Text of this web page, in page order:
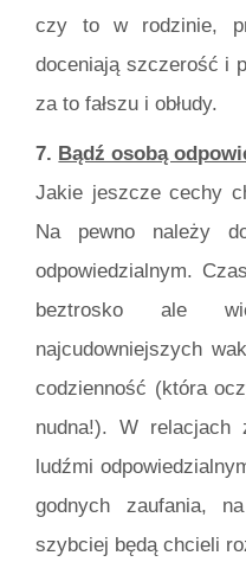
czy to w rodzinie,
doceniają szczerość i
za to fałszu i obłudy.
7. Bądź osobą
Jakie jeszcze cechy
Na pewno należy
odpowiedzialnym.
beztrosko ale
najcudowniejszych
codzienność (która
nudna!). W
ludźmi
godnych zaufania,
szybciej będą chcieli